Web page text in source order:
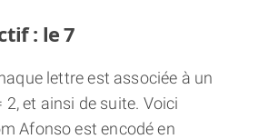
: le 7
lettre est associée à un
2, et ainsi de suite. Voici
Afonso est encodé en